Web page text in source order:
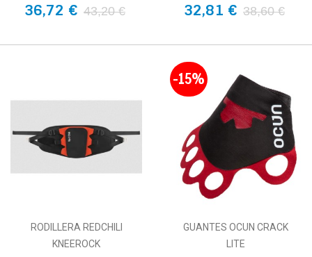
36,72 € 43,20 € 32,81 € 38,60 €
RODILLERA REDCHILI
KNEEROCK
-15%
GUANTES OCUN CRACK
LITE